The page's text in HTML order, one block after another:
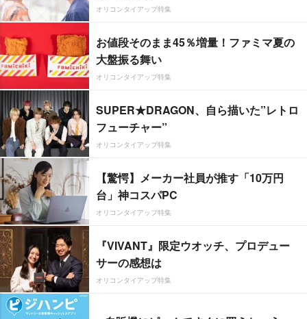
オリコンタイアップ特集
お値段そのまま45％増量！ファミマ夏の
大盤振る舞い
オリコンタイアップ特集
SUPER★DRAGON、自ら描いた”レトロ
フューチャー”
オリコンタイアップ特集
【驚愕】メーカー社員が推す「10万円
台」神コスパPC
オリコンタイアップ特集
『VIVANT』限定ウオッチ、プロデュー
サーの感想は
オリコンタイアップ特集